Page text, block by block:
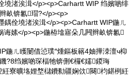
墝渚涘湒</p><p>Carhartt WIP 绉嬪啲绯
畝锛氱瑁?</p><p>
鍝佺墝渚涘湒</p><p>Carhartt WIP鍦ㄦ
诲嫊</p><p>鍦栫墖寤朵几闁辫畝锛氱
鍦ㄦ矆闄借惉璞″煄鏂板簵4妯撶洓澶ч枊
?8绉嬪啲琛楅牠锛侀€欏€嬬鍐珻
寮曠垎娌堥櫧鐨勬疆娴佽闋枃鍖栵紝